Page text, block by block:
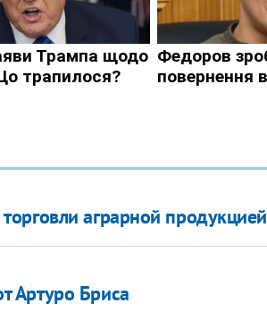
аграрной продукцией
Артуро Бриса